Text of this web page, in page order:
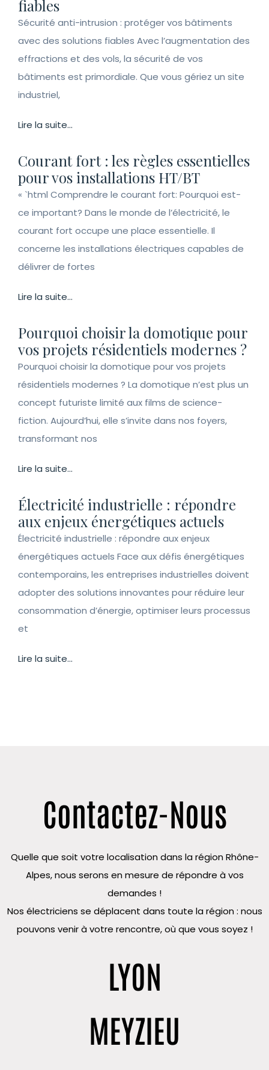
fiables
Sécurité anti-intrusion : protéger vos bâtiments
avec des solutions fiables Avec l’augmentation des
effractions et des vols, la sécurité de vos
bâtiments est primordiale. Que vous gériez un site
industriel,
Lire la suite...
Courant fort : les règles essentielles
pour vos installations HT/BT
« `html Comprendre le courant fort: Pourquoi est-
ce important? Dans le monde de l’électricité, le
courant fort occupe une place essentielle. Il
concerne les installations électriques capables de
délivrer de fortes
Lire la suite...
Pourquoi choisir la domotique pour
vos projets résidentiels modernes ?
Pourquoi choisir la domotique pour vos projets
résidentiels modernes ? La domotique n’est plus un
concept futuriste limité aux films de science-
fiction. Aujourd’hui, elle s’invite dans nos foyers,
transformant nos
Lire la suite...
Électricité industrielle : répondre
aux enjeux énergétiques actuels
Électricité industrielle : répondre aux enjeux
énergétiques actuels Face aux défis énergétiques
contemporains, les entreprises industrielles doivent
adopter des solutions innovantes pour réduire leur
consommation d’énergie, optimiser leurs processus
et
Lire la suite...
Contactez-Nous
Quelle que soit votre localisation dans la région Rhône-
Alpes, nous serons en mesure de répondre à vos
demandes !
Nos électriciens se déplacent dans toute la région : nous
pouvons venir à votre rencontre, où que vous soyez !
LYON
MEYZIEU